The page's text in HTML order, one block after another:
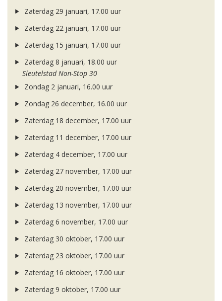
Zaterdag 29 januari, 17.00 uur
Zaterdag 22 januari, 17.00 uur
Zaterdag 15 januari, 17.00 uur
Zaterdag 8 januari, 18.00 uur
Sleutelstad Non-Stop 30
Zondag 2 januari, 16.00 uur
Zondag 26 december, 16.00 uur
Zaterdag 18 december, 17.00 uur
Zaterdag 11 december, 17.00 uur
Zaterdag 4 december, 17.00 uur
Zaterdag 27 november, 17.00 uur
Zaterdag 20 november, 17.00 uur
Zaterdag 13 november, 17.00 uur
Zaterdag 6 november, 17.00 uur
Zaterdag 30 oktober, 17.00 uur
Zaterdag 23 oktober, 17.00 uur
Zaterdag 16 oktober, 17.00 uur
Zaterdag 9 oktober, 17.00 uur